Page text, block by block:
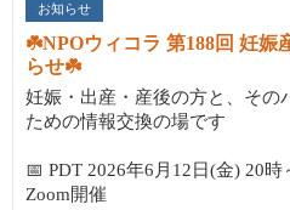
お知らせ
☘️NPOウィコラ 第188回 妊娠
らせ☘️
妊娠・出産・産後の方と、その
ための情報交換の場です
📅 PDT 2026年6月12日(金) 20時
Zoom開催